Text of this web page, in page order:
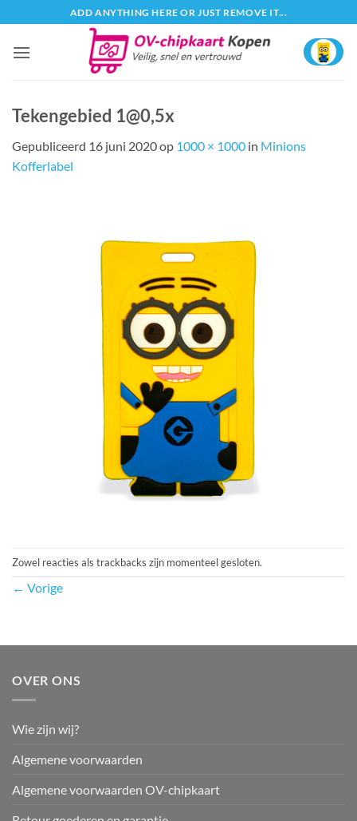
naar
inhoud
ADD ANYTHING HERE OR JUST REMOVE IT...
Tekengebied 1@0,5x
Gepubliceerd 16 juni 2020op 1000 × 1000 in Minions
Kofferlabel
Zowel reacties als trackbacks zijn momenteel gesloten.
← Vorige
OVER ONS
Wie zijn wij?
Algemene voorwaarden
Algemene voorwaarden OV-chipkaart